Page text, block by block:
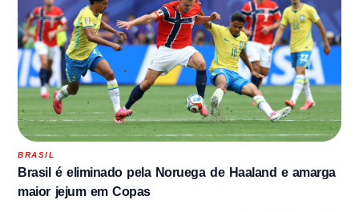
BRASIL
Brasil é eliminado pela Noruega de Haaland e amarga
maior jejum em Copas